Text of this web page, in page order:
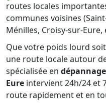
routes locales
communes voisines
Ménilles, Croisy-sur-Eure,
Que votre poids lourd
une route locale autour
spécialisée en
Eure intervient 24h/24 et
route rapidement et en